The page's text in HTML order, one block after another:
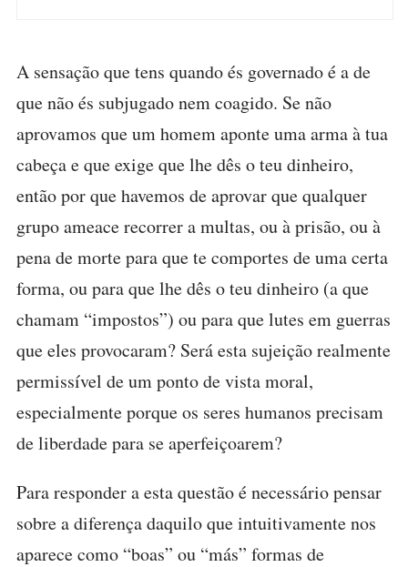
A sensação que tens quando és governado é a de
que não és subjugado nem coagido. Se não
aprovamos que um homem aponte uma arma à tua
cabeça e que exige que lhe dês o teu dinheiro,
então por que havemos de aprovar que qualquer
grupo ameace recorrer a multas, ou à prisão, ou à
pena de morte para que te comportes de uma certa
forma, ou para que lhe dês o teu dinheiro (a que
chamam “impostos”) ou para que lutes em guerras
que eles provocaram? Será esta sujeição realmente
permissível de um ponto de vista moral,
especialmente porque os seres humanos precisam
de liberdade para se aperfeiçoarem?
Para responder a esta questão é necessário pensar
sobre a diferença daquilo que intuitivamente nos
aparece como “boas” ou “más” formas de